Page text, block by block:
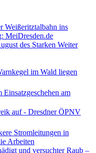
Weißeritztalbahn ins
MeiDresden.de
des Starken Weiter
im Wald liegen
am
auf - Dresdner ÖPNV
Stromleitungen in
Arbeiten
und versuchter Raub –